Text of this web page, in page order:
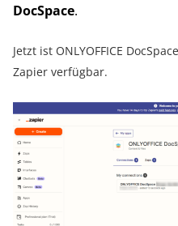
DocSpace.
Jetzt ist ONLYOFFICE
Zapier verfügbar.